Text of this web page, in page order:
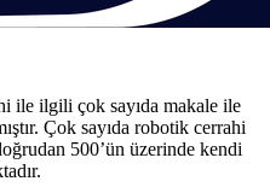
ile ilgili çok sayıda makale ile
Çok sayıda robotik cerrahi
500’ün üzerinde kendi